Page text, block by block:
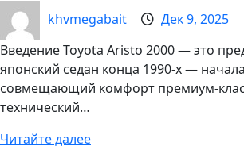
khvmegabait
Дек 9, 2025
Введение Toyota Aristo 2000 — это
японский седан конца 1990-х —
совмещающий комфорт премиум-
технический…
Читайте далее